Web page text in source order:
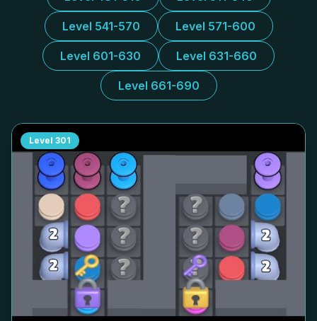
Level 541-570 Level 571-600
Level 601-630 Level 631-660
Level 661-690
Level 301